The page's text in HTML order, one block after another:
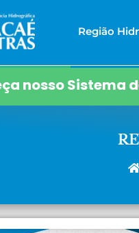
Região
nosso Sistema